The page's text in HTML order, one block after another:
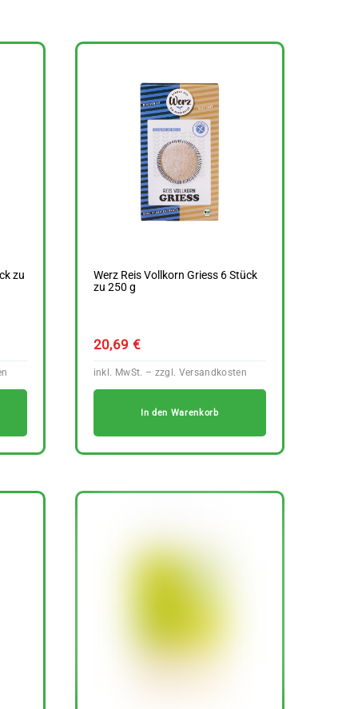
zu
Werz Reis Vollkorn Griess 6 Stück
zu 250 g
20,69 €
In den Warenkorb